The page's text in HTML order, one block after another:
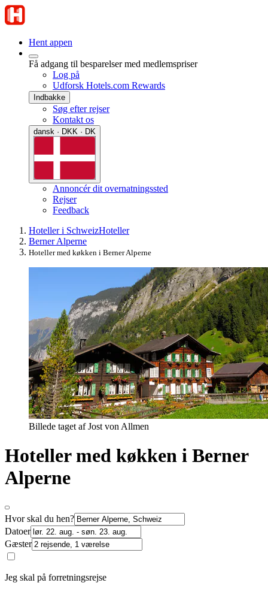
Hent appen
Få adgang til besparelser med medlemspriser
Log på
Udforsk Hotels.com Rewards
Indbakke
Søg efter rejser
Kontakt os
dansk · DKK · DK
Annoncér dit overnatningssted
Rejser
Feedback
Hoteller i SchweizHoteller
Berner Alperne
Hoteller med køkken i Berner Alperne
Billede taget af Jost von Allmen
Hoteller med køkken i Berner
Alperne
Hvor skal du hen?
Datoer
Gæster
Jeg skal på forretningsrejse